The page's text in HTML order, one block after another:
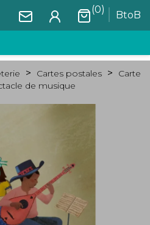
BtoB
(0)
Cartes postales
Carte
de musique